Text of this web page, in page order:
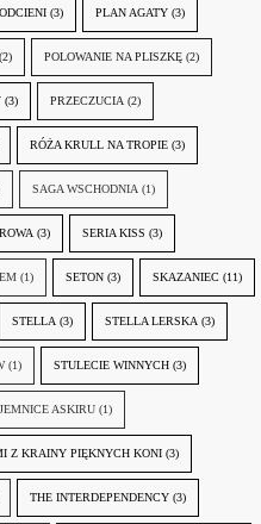
(3) PLAN AGATY (3)
(2) POLOWANIE NA PLISZKĘ (2)
(3) PRZECZUCIA (2)
RÓŻA KRULL NA TROPIE (3)
SAGA WSCHODNIA (1)
(3) SERIA KISS (3)
(1) SETON (3) SKAZANIEC (11)
STELLA (3) STELLA LERSKA (3)
(1) STULECIE WINNYCH (3)
ASKIRU (1)
Z KRAINY PIĘKNYCH KONI (3)
THE INTERDEPENDENCY (3)